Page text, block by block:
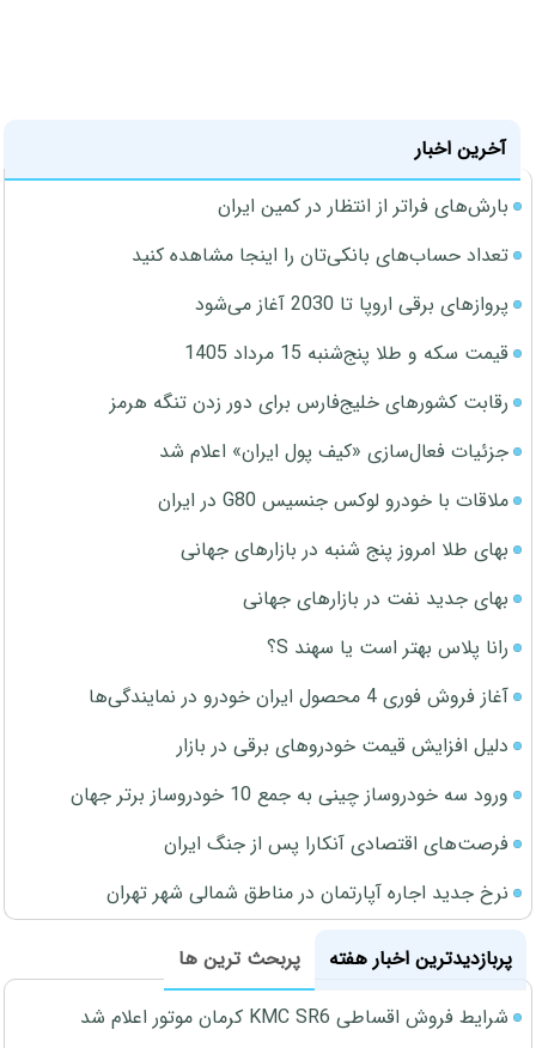
آخرین اخبار
بارش‌های فراتر از انتظار در کمین ایران
تعداد حساب‌های بانکی‌تان را اینجا مشاهده کنید
پروازهای برقی اروپا تا 2030 آغاز می‌شود
قیمت سکه و طلا پنج‌شنبه 15 مرداد 1405
رقابت کشورهای خلیج‌فارس برای دور زدن تنگه هرمز
جزئیات فعال‌سازی «کیف پول ایران» اعلام شد
ملاقات با خودرو لوکس جنسیس G80 در ایران
بهای طلا امروز پنج شنبه در بازارهای جهانی
بهای جدید نفت در بازارهای جهانی
رانا پلاس بهتر است یا سهند S؟
آغاز فروش فوری 4 محصول ایران خودرو در نمایندگی‌ها
دلیل افزایش قیمت خودروهای برقی در بازار
ورود سه خودروساز چینی به جمع 10 خودروساز برتر جهان
فرصت‌های اقتصادی آنکارا پس از جنگ ایران
نرخ جدید اجاره آپارتمان در مناطق شمالی شهر تهران
پربازدیدترین اخبار هفته
پربحث ترین ها
شرایط فروش اقساطی KMC SR6 کرمان موتور اعلام شد